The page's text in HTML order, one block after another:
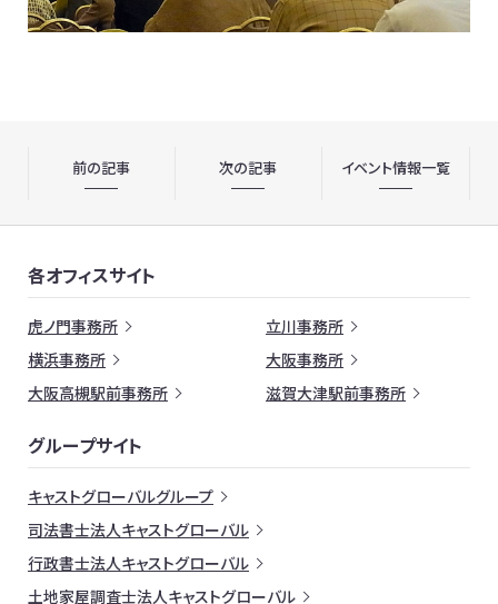
前の記事 次の記事 イベント情報一覧
各オフィスサイト
虎ノ門事務所
立川事務所
横浜事務所
大阪事務所
大阪高槻駅前事務所
滋賀大津駅前事務所
グループサイト
キャストグローバルグループ
司法書士法人キャストグローバル
行政書士法人キャストグローバル
土地家屋調査士法人キャストグローバル